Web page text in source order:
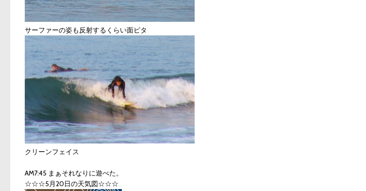
サーファーの姿も反射するくらい面ピタ
クリーンフェイス
AM7:45 まぁそれなりに遊べた。
☆☆☆5月20日の天気図☆☆☆